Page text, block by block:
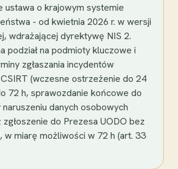
ustawa o krajowym systemie
- od kwietnia 2026 r. w wersji
wdrażającej dyrektywę NIS 2.
podział na podmioty kluczowe i
zgłaszania incydentów
(wczesne ostrzeżenie do 24
72 h, sprawozdanie końcowe do
danych osobowych
do Prezesa UODO bez
w miarę możliwości w 72 h (art. 33